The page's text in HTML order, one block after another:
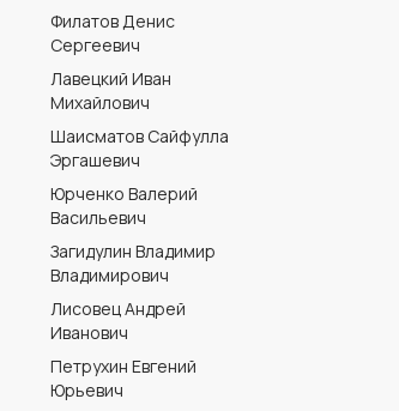
Филатов Денис
Сергеевич
Лавецкий Иван
Михайлович
Шаисматов Сайфулла
Эргашевич
Юрченко Валерий
Васильевич
Загидулин Владимир
Владимирович
Лисовец Андрей
Иванович
Петрухин Евгений
Юрьевич